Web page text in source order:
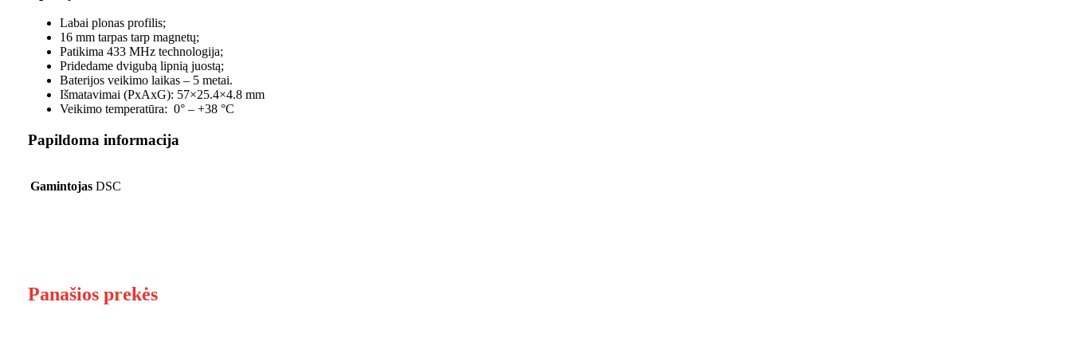
Labai plonas profilis;
16 mm tarpas tarp magnetų;
Patikima 433 MHz technologija;
Pridedame dvigubą lipnią juostą;
Baterijos veikimo laikas – 5 metai.
Išmatavimai (PxAxG): 57×25.4×4.8 mm
Veikimo temperatūra: 0° – +38 °C
Papildoma informacija
Gamintojas DSC
Panašios prekės